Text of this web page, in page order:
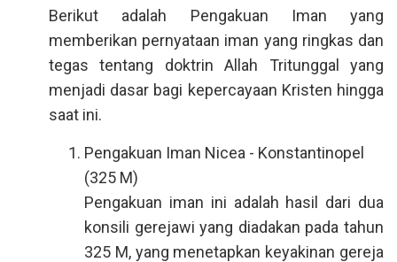
Berikut adalah Pengakuan Iman yang
memberikan pernyataan iman yang ringkas dan
tegas tentang doktrin Allah Tritunggal yang
menjadi dasar bagi kepercayaan Kristen hingga
saat ini.
Pengakuan Iman Nicea - Konstantinopel
(325 M)
Pengakuan iman ini adalah hasil dari dua
konsili gerejawi yang diadakan pada tahun
325 M, yang menetapkan keyakinan gereja